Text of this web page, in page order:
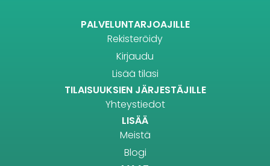
PALVELUNTARJOAJILLE
Rekisteröidy
Kirjaudu
Lisää tilasi
TILAISUUKSIEN JÄRJESTÄJILLE
Yhteystiedot
LISÄÄ
Meistä
Blogi